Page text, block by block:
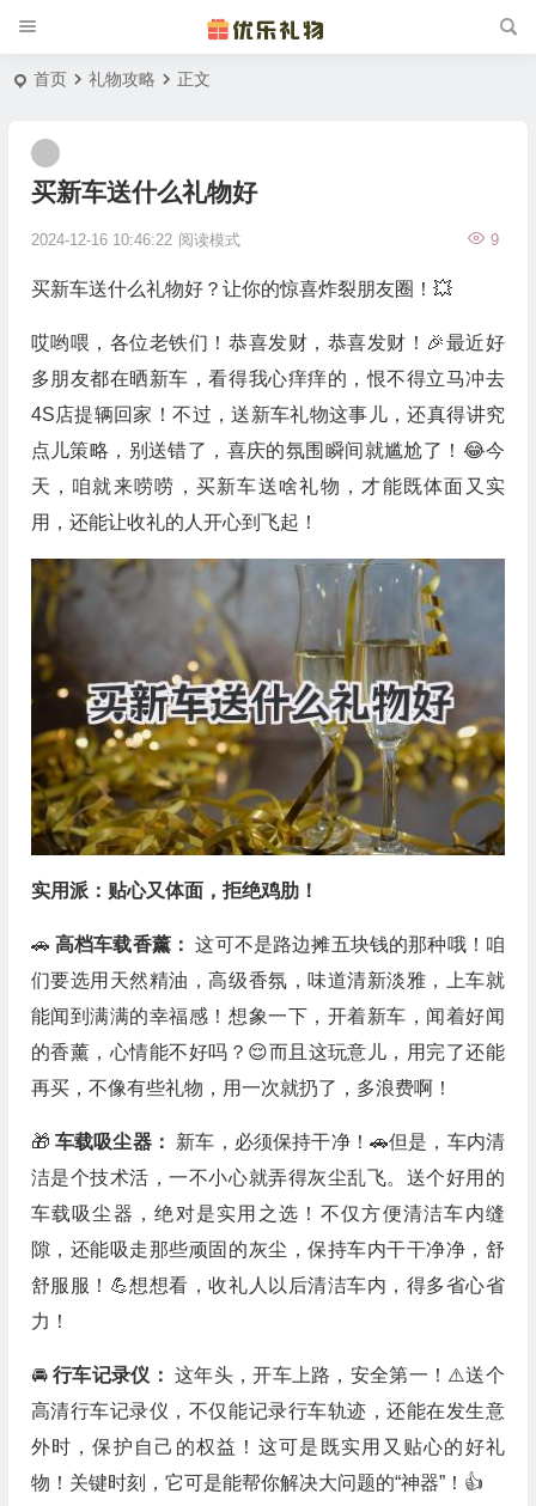
首页 礼物攻略 正文
买新车送什么礼物好
2024-12-16 10:46:22 9
阅读模式
买新车送什么礼物好？让你的惊喜炸裂朋友圈！💥
哎哟喂，各位老铁们！恭喜发财，恭喜发财！🎉最近好
多朋友都在晒新车，看得我心痒痒的，恨不得立马冲去
4S店提辆回家！不过，送新车礼物这事儿，还真得讲究
点儿策略，别送错了，喜庆的氛围瞬间就尴尬了！😂今
天，咱就来唠唠，买新车送啥礼物，才能既体面又实
用，还能让收礼的人开心到飞起！
实用派：贴心又体面，拒绝鸡肋！
🚗 高档车载香薰：这可不是路边摊五块钱的那种哦！咱
们要选用天然精油，高级香氛，味道清新淡雅，上车就
能闻到满满的幸福感！想象一下，开着新车，闻着好闻
的香薰，心情能不好吗？😌而且这玩意儿，用完了还能
再买，不像有些礼物，用一次就扔了，多浪费啊！
🎁 车载吸尘器： 新车，必须保持干净！🚗但是，车内清
洁是个技术活，一不小心就弄得灰尘乱飞。送个好用的
车载吸尘器，绝对是实用之选！不仅方便清洁车内缝
隙，还能吸走那些顽固的灰尘，保持车内干干净净，舒
舒服服！💪想想看，收礼人以后清洁车内，得多省心省
力！
🚘行车记录仪：这年头，开车上路，安全第一！⚠️送个
高清行车记录仪，不仅能记录行车轨迹，还能在发生意
外时，保护自己的权益！这可是既实用又贴心的好礼
物！关键时刻，它可是能帮你解决大问题的“神器”！👍